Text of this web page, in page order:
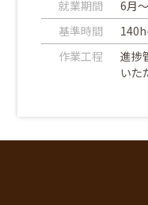
就業期間
6月～
基準時間
作業工程
進捗
いた